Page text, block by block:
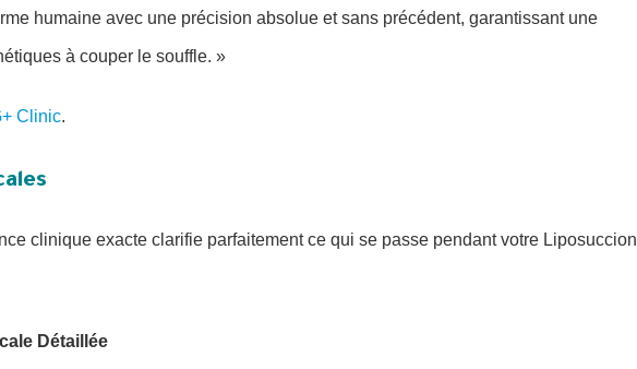
humaine avec une précision absolue et sans précédent, garantissant une
à couper le souffle. »
Clinic.
clinique exacte clarifie parfaitement ce qui se passe pendant votre Liposuccion
Détaillée